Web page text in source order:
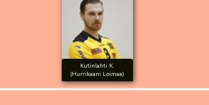
Kutinlahti K.
(Hurrikaani Loimaa)